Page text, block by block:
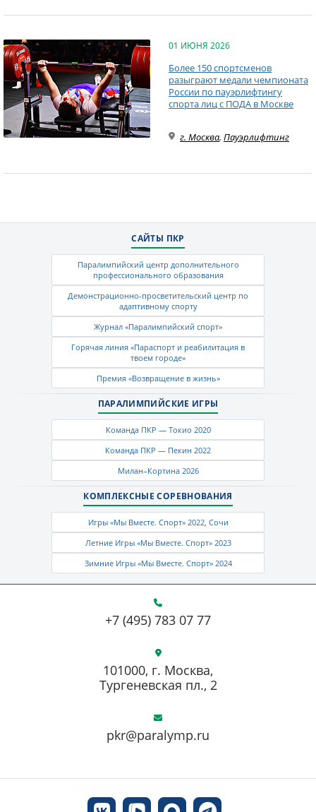
01 ИЮНЯ 2026
Более 150 спортсменов
разыграют медали чемпионата
России по пауэрлифтингу
спорта лиц с ПОДА в Москве
г. Москва, Пауэрлифтинг
САЙТЫ ПКР
Паралимпийский центр дополнительного
профессионального образования
Демонстрационно-просветительский центр по
адаптивному спорту
Журнал «Паралимпийский спорт»
Горячая линия «Параспорт и реабилитация в
твоем городе»
Премия «Возвращение в жизнь»
ПАРАЛИМПИЙСКИЕ ИГРЫ
Команда ПКР — Токио 2020
Команда ПКР — Пекин 2022
Милан–Кортина 2026
КОМПЛЕКСНЫЕ СОРЕВНОВАНИЯ
Игры «Мы Вместе. Спорт» 2022, Сочи
Летние Игры «Мы Вместе. Спорт» 2023
Зимние Игры «Мы Вместе. Спорт» 2024
+7 (495) 783 07 77
pkr@paralymp.ru
101000, г. Москва,
Тургеневская пл., 2